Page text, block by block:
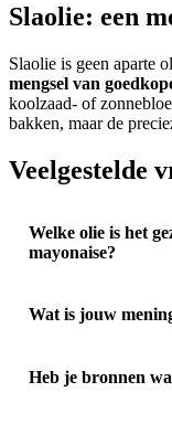
Slaolie: een
Slaolie is geen aparte
mengsel van
koolzaad- of
bakken, maar de
Veelgestelde
Welke olie is het
mayonaise?
Wat is jouw
Heb je bronnen